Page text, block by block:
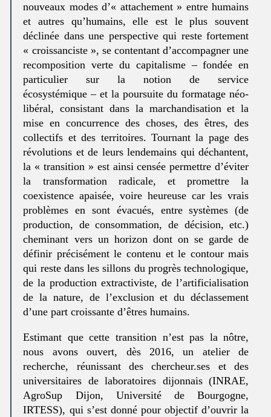
nouveaux modes d’« attachement » entre humains
et autres qu’humains, elle est le plus souvent
déclinée dans une perspective qui reste fortement
« croissanciste », se contentant d’accompagner une
recomposition verte du capitalisme – fondée en
particulier sur la notion de service
écosystémique – et la poursuite du formatage néo-
libéral, consistant dans la marchandisation et la
mise en concurrence des choses, des êtres, des
collectifs et des territoires. Tournant la page des
révolutions et de leurs lendemains qui déchantent,
la « transition » est ainsi censée permettre d’éviter
la transformation radicale, et promettre la
coexistence apaisée, voire heureuse car les vrais
problèmes en sont évacués, entre systèmes (de
production, de consommation, de décision, etc.)
cheminant vers un horizon dont on se garde de
définir précisément le contenu et le contour mais
qui reste dans les sillons du progrès technologique,
de la production extractiviste, de l’artificialisation
de la nature, de l’exclusion et du déclassement
d’une part croissante d’êtres humains.
Estimant que cette transition n’est pas la nôtre,
nous avons ouvert, dès 2016, un atelier de
recherche, réunissant des chercheur.ses et des
universitaires de laboratoires dijonnais (INRAE,
AgroSup Dijon, Université de Bourgogne,
IRTESS), qui s’est donné pour objectif d’ouvrir la